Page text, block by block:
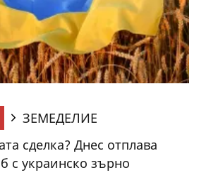
ЗЕМЕДЕЛИЕ
сделка? Днес отплава
с украинско зърно